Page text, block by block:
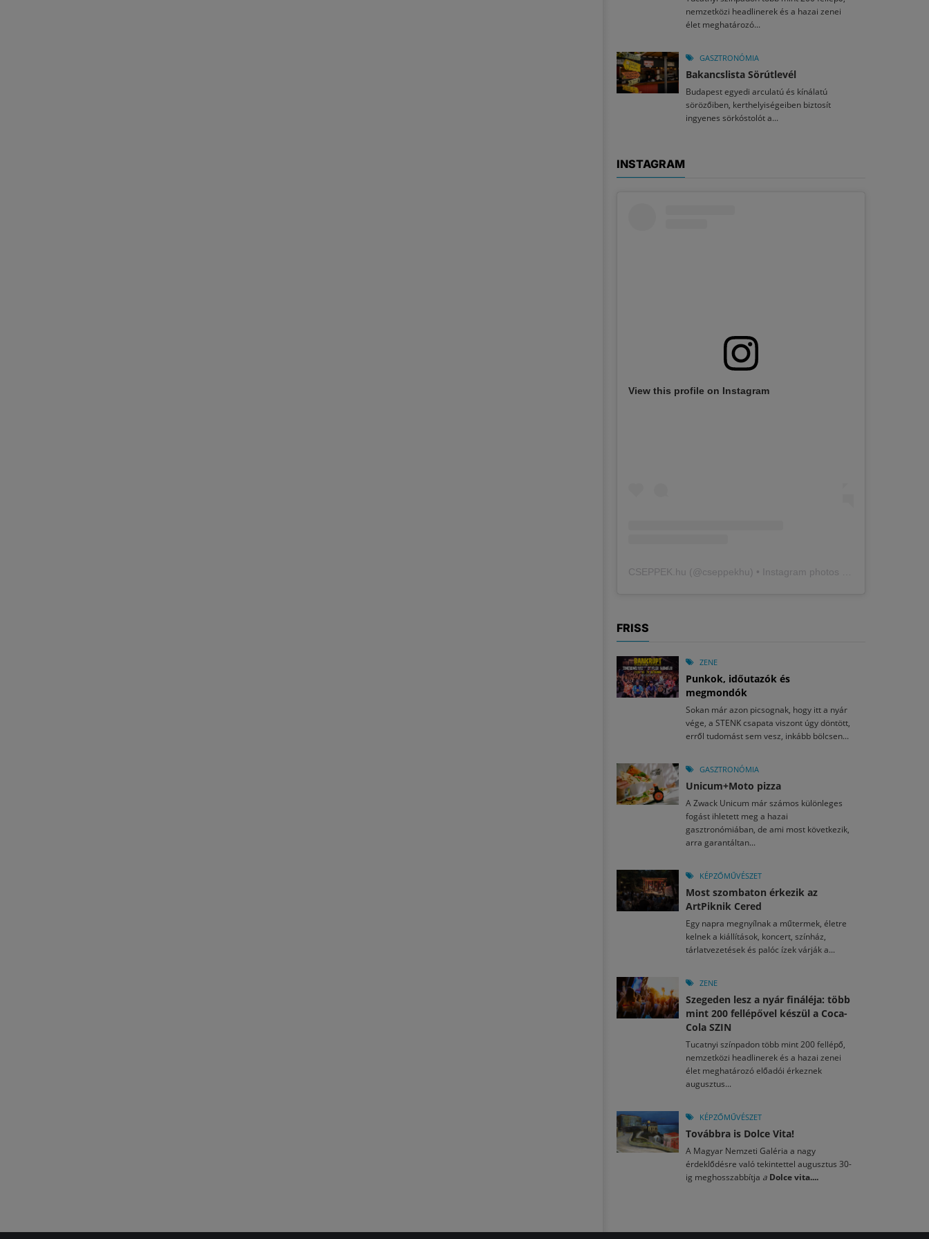
nemzetközi headlinerek és a hazai zenei
élet meghatározó...
GASZTRONÓMIA
Bakancslista Sörútlevél
Budapest egyedi arculatú és kínálatú
sörözőiben, kerthelyiségeiben biztosít
ingyenes sörkóstolót a...
INSTAGRAM
View this profile on Instagram
CSEPPEK.hu (@cseppekhu ) • Instagram photos and videos
FRISS
ZENE
Punkok, időutazók és
megmondók
Sokan már azon picsognak, hogy itt a nyár
vége, a STENK csapata viszont úgy döntött,
erről tudomást sem vesz, inkább bölcsen...
GASZTRONÓMIA
Unicum+Moto pizza
A Zwack Unicum már számos különleges
fogást ihletett meg a hazai
gasztronómiában, de ami most következik,
arra garantáltan...
KÉPZŐMŰVÉSZET
Most szombaton érkezik az
ArtPiknik Cered
Egy napra megnyílnak a műtermek, életre
kelnek a kiállítások, koncert, színház,
tárlatvezetések és palóc ízek várják a...
ZENE
Szegeden lesz a nyár fináléja: több
mint 200 fellépővel készül a Coca-
Cola SZIN
Tucatnyi színpadon több mint 200 fellépő,
nemzetközi headlinerek és a hazai zenei
élet meghatározó előadói érkeznek
augusztus...
KÉPZŐMŰVÉSZET
Továbbra is Dolce Vita!
A Magyar Nemzeti Galéria a nagy
érdeklődésre való tekintettel augusztus 30-
ig meghosszabbítja a Dolce vita....